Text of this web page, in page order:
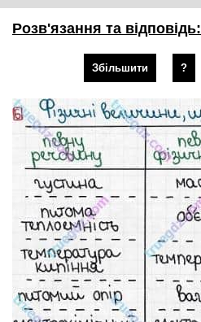
Розв'язання та відповідь:
Збільшити ?